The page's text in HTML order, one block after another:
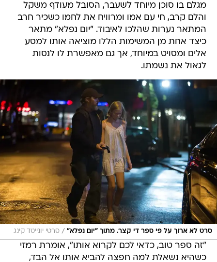
מגלם בו סוכן מיוחד לשעבר, הסובל מעודף משקל
והלם קרב, חי עם אמו ומרוויח את לחמו כשכיר חרב
המתאר נערות שהלכו לאיבוד. "יום נפלא" מתאר
כיצד אחת מן המשימות הללו מוציאה אותו למסע
אלים ומסויט במיוחד, אך גם מאפשרת לו לנסות
לגאול את נשמתו.
סרט לא ארוך על פי ספר די קצר. מתוך "יום נפלא" / סרטי יונייטד קינג
"זה ספר טוב, כדאי לכם לקרוא אותו", אומרת רמזי
כשהיא נשאלת למה חפצה להביא אותו אל הבד,